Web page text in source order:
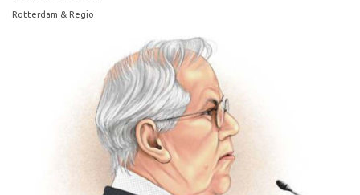
Rotterdam & Regio